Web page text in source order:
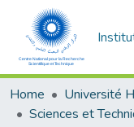
Home